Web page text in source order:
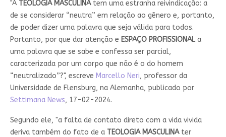
"A TEOLOGIA MASCULINAtem uma estranha reivindicação: a
de se considerar “neutra” em relação ao gênero e, portanto,
de poder dizer uma palavra que seja válida para todos.
Portanto, por que dar atenção e ESPAÇO PROFISSIONALa
uma palavra que se sabe e confessa ser parcial,
caracterizada por um corpo que não é o do homem
“neutralizado”?", escreve Marcello Neri, professor da
Universidade de Flensburg, na Alemanha, publicado por
Settimana News, 17-02-2024.
Segundo ele, "a falta de contato direto com a vida vivida
deriva também do fato de a TEOLOGIA MASCULINAter